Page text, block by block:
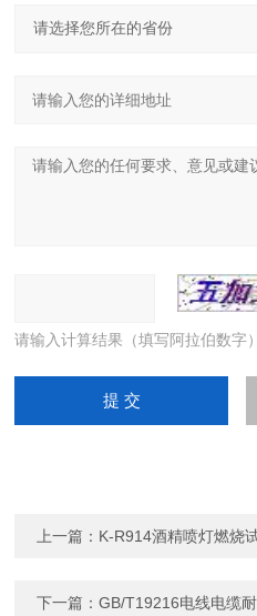
请输入计算结果（填写阿拉伯数字
上一篇： K-R914酒精喷灯燃烧
下一篇：GB/T19216电线电缆